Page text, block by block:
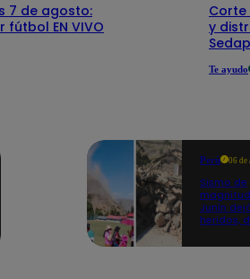
7 de agosto:
EN VIVO
Corte
y
Te ayudo
Perú 06 de
Sismo de
Junín
heridos,
propició